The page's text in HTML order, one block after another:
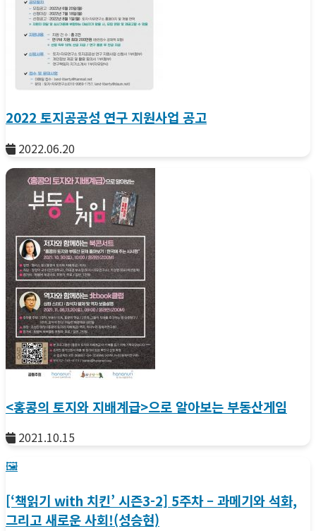
2022 토지공공성 연구 지원사업 공고
2022.06.20
<홍콩의 토지와 지배계급>으로 알아보는 부동산게임
2021.10.15
🖼️
[‘책읽기 with 치킨’ 시즌3-2] 5주차 – 과메기와 석화,
그리고 새로운 사회!(성승현)